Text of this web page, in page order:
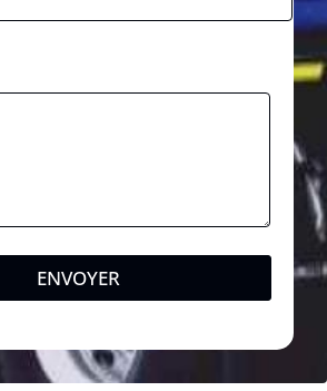
ENVOYER